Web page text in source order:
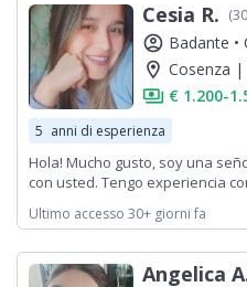
Cesia R.
account_circle Badante •
location_on Cosenza |
payments € 1.200-
5 anni di esperienza
Hola! Mucho gusto, soy una
con usted. Tengo experiencia
Ultimo accesso 30+ giorni fa
Angelica